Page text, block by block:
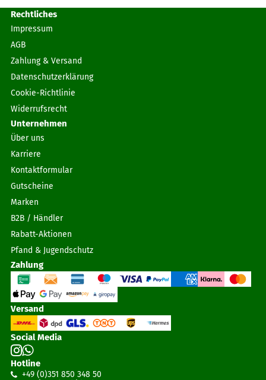
Rechtliches
Impressum
AGB
Zahlung & Versand
Datenschutzerklärung
Cookie-Richtlinie
Widerrufsrecht
Unternehmen
Über uns
Karriere
Kontaktformular
Gutscheine
Marken
B2B / Händler
Rabatt-Aktionen
Pfand & Jugendschutz
Zahlung
Versand
Social Media
Hotline
+49 (0)351 850 348 50